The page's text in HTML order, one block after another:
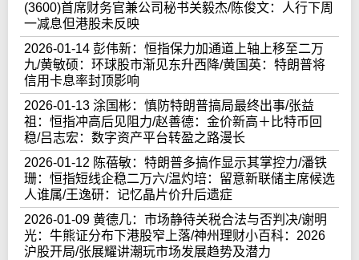
(3600)首席财务官兼公司秘书关毅杰/陈俊文：人行下周
一减息但港股未反映
2026-01-14 彭伟新：恒指保力加通道上轴上移至二万
九/黄敏硕：环球股市渐见东升西降/黄国英：特朗普将
信用卡息率封顶影响
2026-01-13 涂国彬：慎防特朗普搞局最终出事/张益
祖：恒指冲高后见阻力/赵善德：金价新高＋比特币回
稳/吕志宏：数字资产平台转盈之路漫长
2026-01-12 陈蓓敏：特朗普多搞作显示其掌控力/潘铁
珊：恒指短线企稳二万六/温灼培：留意新联储主席候选
人谁属/王逸研：记忆晶片价升后遗症
2026-01-09 黄德几：市场静待关税合法与否判决/谢明
光：牛熊证分布下港股窄上落/神州理财小百科：2026
沪股开局/张展耀讲潮玩市场发展趋势及潜力